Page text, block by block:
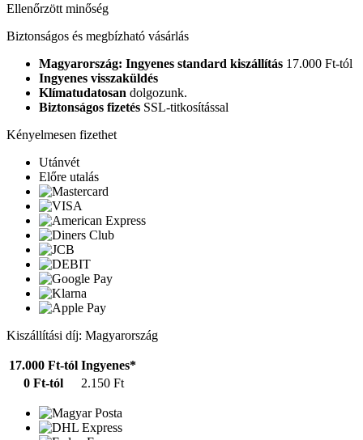
Ellenőrzött minőség
Biztonságos és megbízható vásárlás
Magyarország: Ingyenes standard kiszállítás 17.000 Ft-tól
Ingyenes visszaküldés
Klímatudatosan dolgozunk.
Biztonságos fizetés SSL-titkosítással
Kényelmesen fizethet
Utánvét
Előre utalás
Kiszállítási díj: Magyarország
17.000 Ft-tól Ingyenes*
0 Ft-tól
2.150 Ft